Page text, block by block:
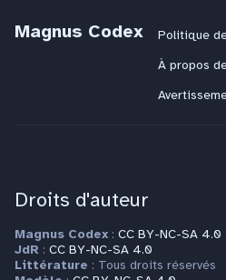
Magnus Codex
Politique
À propos
Droits d'auteur
Magnus Codex : CC BY-NC-SA 4.0
JdR : CC BY-NC-SA 4.0
Littérature : Tous droits réservés